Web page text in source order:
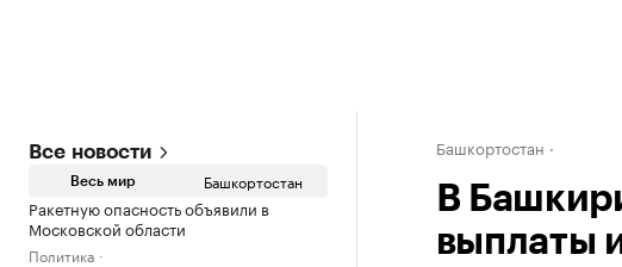
Все новости
Весь мир Башкортостан
Ракетную опасность объявили в
Московской области
Политика
Башкортостан
В
выплаты